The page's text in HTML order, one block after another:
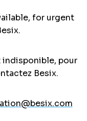
for urgent
indisponible, pour
Besix.